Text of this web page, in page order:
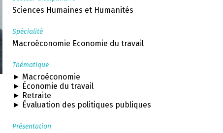
Sciences Humaines et Humanités
Spécialité
Macroéconomie Economie du travail
Thématique
► Macroéconomie
► Économie du travail
► Retraite
► Évaluation des politiques publiques
Présentation